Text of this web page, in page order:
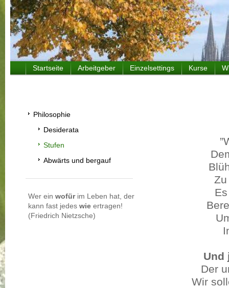
Startseite Arbeitgeber Einzelsettings Kurse
Philosophie
Desiderata
Stufen
Abwärts und bergauf
Wer ein wofürim Leben hat, der
kann fast jedes wie ertragen!
(Friedrich Nietzsche)
Und
Der
Wir